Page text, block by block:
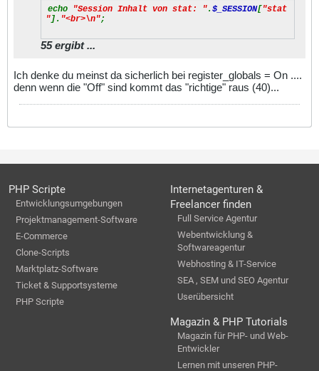
echo "Session Inhalt von stat: ". $_SESSION["stat
"]. "<br>\n";
55 ergibt ...
Ich denke du meinst da sicherlich bei register_globals = On ....
denn wenn die "Off" sind kommt das "richtige" raus (40)...
PHP Scripte
Entwicklungsumgebungen
Projektmanagement-Software
E-Commerce
Clone-Scripts
Marktplatz-Software
Ticket & Supportsysteme
PHP Scripte
Internetagenturen &
Freelancer finden
Full Service Agentur
Webentwicklung &
Softwareagentur
Webhosting & IT-Service
SEA , SEM und SEO Agentur
Userübersicht
Magazin & PHP Tutorials
Magazin für PHP- und Web-
Entwickler
Lernen mit unseren PHP-